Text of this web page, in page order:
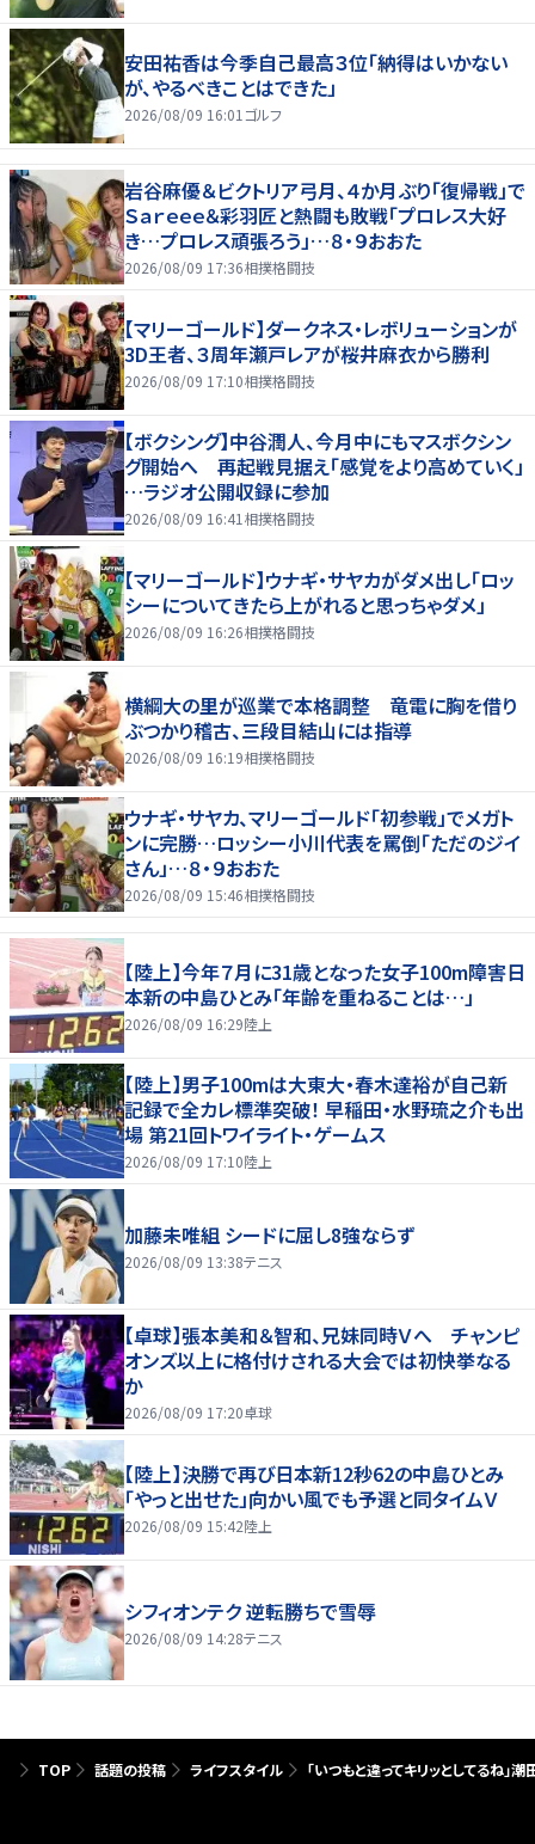
安田祐香は今季自己最高３位「納得はいかない
が、やるべきことはできた」
2026/08/09 16:01 ゴルフ
岩谷麻優＆ビクトリア弓月、４か月ぶり「復帰戦」で
Ｓａｒｅｅｅ＆彩羽匠と熱闘も敗戦「プロレス大好
き…プロレス頑張ろう」…８・９おおた
2026/08/09 17:36相撲格闘技
【マリーゴールド】ダークネス・レボリューションが
3D王者、３周年瀬戸レアが桜井麻衣から勝利
2026/08/09 17:10相撲格闘技
【ボクシング】中谷潤人、今月中にもマスボクシン
グ開始へ 再起戦見据え「感覚をより高めていく」
…ラジオ公開収録に参加
2026/08/09 16:41 相撲格闘技
【マリーゴールド】ウナギ・サヤカがダメ出し「ロッ
シーについてきたら上がれると思っちゃダメ」
2026/08/09 16:26相撲格闘技
横綱大の里が巡業で本格調整 竜電に胸を借り
ぶつかり稽古、三段目結山には指導
2026/08/09 16:19相撲格闘技
ウナギ・サヤカ、マリーゴールド「初参戦」でメガト
ンに完勝…ロッシー小川代表を罵倒「ただのジイ
さん」…８・９おおた
2026/08/09 15:46相撲格闘技
【陸上】今年７月に31歳となった女子100m障害日
本新の中島ひとみ「年齢を重ねることは…」
2026/08/09 16:29陸上
【陸上】男子100mは大東大・春木達裕が自己新
記録で全カレ標準突破！ 早稲田・水野琉之介も出
場 第21回トワイライト・ゲームス
2026/08/09 17:10陸上
加藤未唯組 シードに屈し8強ならず
2026/08/09 13:38テニス
【卓球】張本美和＆智和、兄妹同時Ｖへ チャンピ
オンズ以上に格付けされる大会では初快挙なる
か
2026/08/09 17:20卓球
【陸上】決勝で再び日本新12秒62の中島ひとみ
「やっと出せた」向かい風でも予選と同タイムＶ
2026/08/09 15:42陸上
シフィオンテク 逆転勝ちで雪辱
2026/08/09 14:28テニス
TOP 話題の投稿 ライフスタイル 「いつもと違ってキリッとしてるね